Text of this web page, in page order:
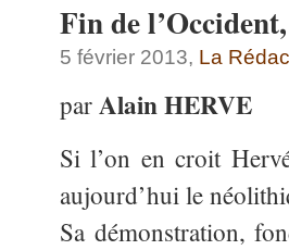
Fin de
5 février 2013, La
parAlain HERVE
Si l’on en croit
aujourd’hui le
Sa démonstration,